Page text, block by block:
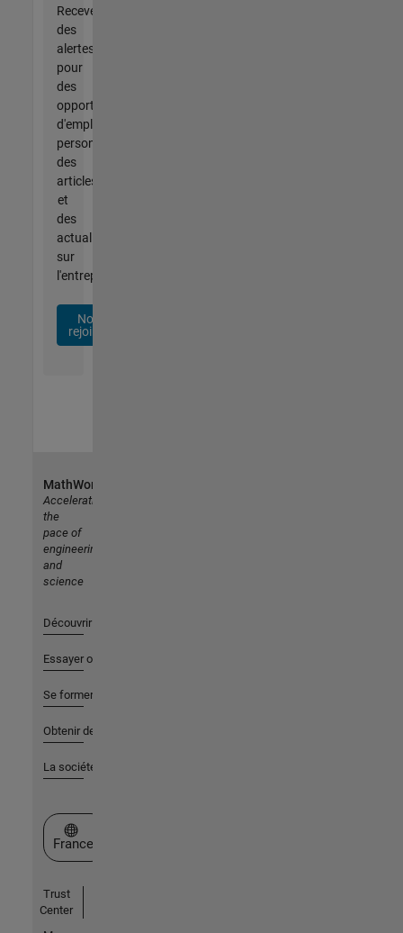
Recevez
des
alertes
pour
des
opportunités
d'emploi
personnalisées,
des
articles
et
des
actualités
sur
l'entreprise.
Nous
rejoindre
MathWorks
Accelerating
the
pace of
engineering
and
science
Découvrir les produits
Essayer ou acheter
Se former
Obtenir de l'aide
La société
Sélectionner un site web
France
Trust
Center